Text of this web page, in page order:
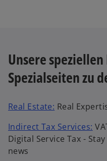
Unsere
Spezialseiten zu
Real Estate: Real
Indirect Tax Services:
Digital Service Tax -
news